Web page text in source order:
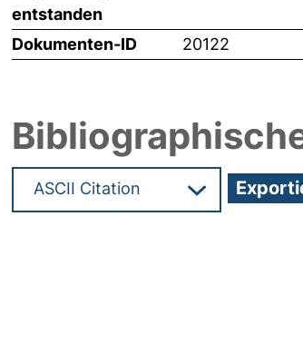
entstanden
Dokumenten-ID 20122